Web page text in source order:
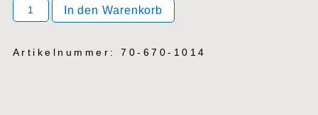
In den Warenkorb
Artikelnummer: 70-670-1014